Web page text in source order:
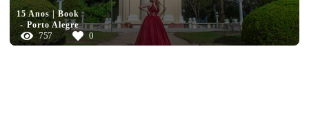
15 Anos | Book
Porto Alegre
757 0